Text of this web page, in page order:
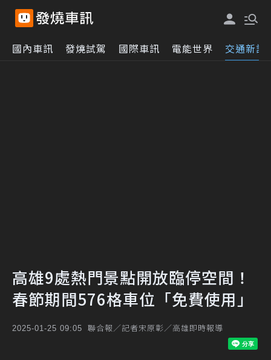
國內車訊 發燒試駕 國際車訊 電能世界 交通新訊
高雄9處熱門景點開放臨停空間！
春節期間576格車位「免費使用」
2025-01-25 09:05 聯合報／記者宋原彰／高雄即時報導